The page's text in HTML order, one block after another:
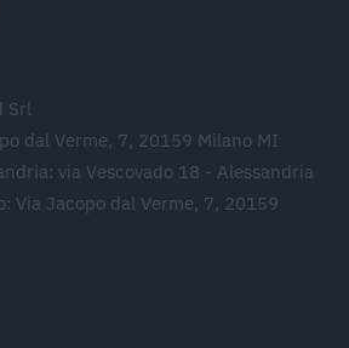
Srl
dal Verme, 7, 20159 Milano MI
via Vescovado 18 - Alessandria
Via Jacopo dal Verme, 7, 20159